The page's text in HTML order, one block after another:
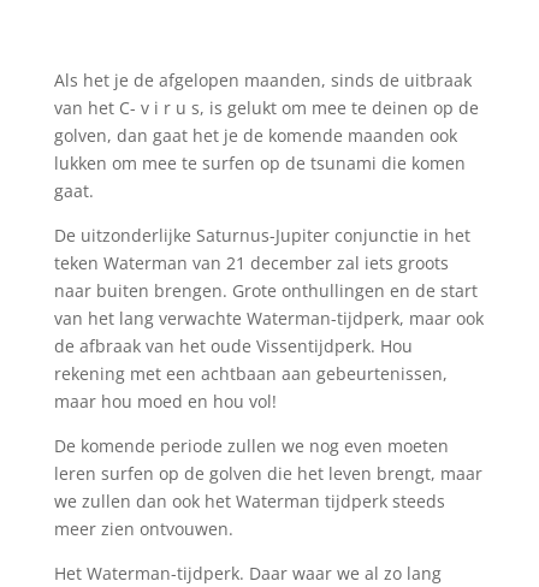
Als het je de afgelopen maanden, sinds de uitbraak
van het C- v i r u s, is gelukt om mee te deinen op de
golven, dan gaat het je de komende maanden ook
lukken om mee te surfen op de tsunami die komen
gaat.
De uitzonderlijke Saturnus-Jupiter conjunctie in het
teken Waterman van 21 december zal iets groots
naar buiten brengen. Grote onthullingen en de start
van het lang verwachte Waterman-tijdperk, maar ook
de afbraak van het oude Vissentijdperk. Hou
rekening met een achtbaan aan gebeurtenissen,
maar hou moed en hou vol!
De komende periode zullen we nog even moeten
leren surfen op de golven die het leven brengt, maar
we zullen dan ook het Waterman tijdperk steeds
meer zien ontvouwen.
Het Waterman-tijdperk. Daar waar we al zo lang